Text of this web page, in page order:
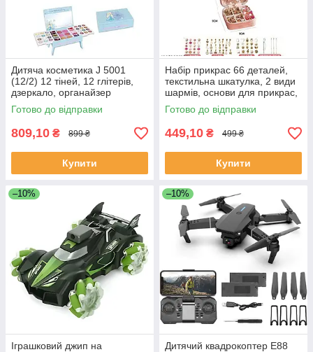
Дитяча косметика J 5001
(12/2) 12 тіней, 12 глітерів,
дзеркало, органайзер
Готово до відправки
809,10 ₴ 899 ₴
Купити
Набір прикрас 66 деталей,
текстильна шкатулка, 2 види
шармів, основи для прикрас,
металеві підвіски, 5568-4А
Готово до відправки
449,10 ₴ 499 ₴
Купити
–10%
Іграшковий джип на
–10%
Дитячий квадрокоптер E88